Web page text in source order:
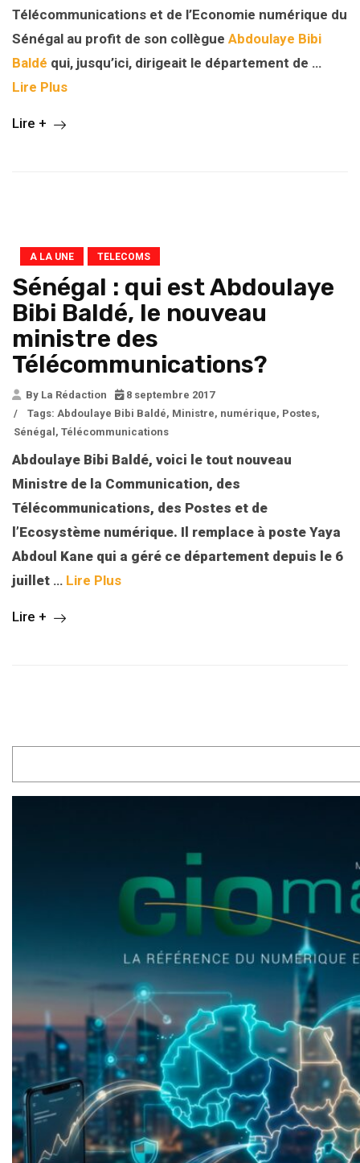
Télécommunications et de l’Economie numérique du
Sénégal au profit de son collègue Abdoulaye Bibi
Baldé qui, jusqu’ici, dirigeait le département de …
Lire Plus
Lire +
A LA UNE TELECOMS
Sénégal : qui est Abdoulaye
Bibi Baldé, le nouveau
ministre des
Télécommunications?
By La Rédaction
8 septembre 2017
/
Tags: Abdoulaye Bibi Baldé, Ministre, numérique, Postes,
Sénégal , Télécommunications
Abdoulaye Bibi Baldé, voici le tout nouveau
Ministre de la Communication, des
Télécommunications, des Postes et de
l’Ecosystème numérique. Il remplace à poste Yaya
Abdoul Kane qui a géré ce département depuis le 6
juillet … Lire Plus
Lire +